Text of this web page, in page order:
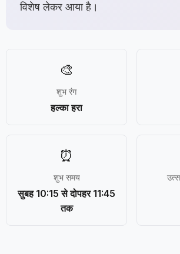
विशेष लेकर आया है।
🎨
शुभ रंग
हल्का हरा
⏰
शुभ समय
सुबह 10:15 से दोपहर 11:45
तक